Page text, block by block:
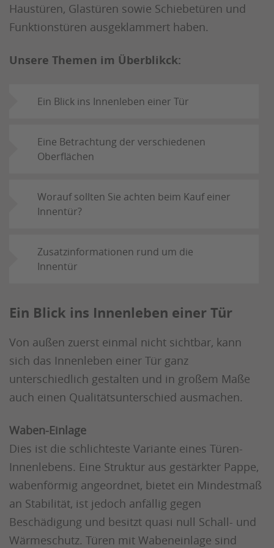
Haustüren, Glastüren sowie Schiebetüren und
Funktionstüren ausgeklammert haben.
Unsere Themen im Überblikck:
Ein Blick ins Innenleben einer Tür
Eine Betrachtung der verschiedenen
Oberflächen
Worauf sollten Sie achten beim Kauf einer
Innentür?
Zusatzinformationen rund um die
Innentür
Ein Blick ins Innenleben einer Tür
Von außen zuerst einmal nicht sichtbar, kann
sich das Innenleben einer Tür ganz
unterschiedlich gestalten und in großem Maße
auch einen Qualitätsunterschied ausmachen.
Waben-Einlage
Dies ist die schlichteste Variante eines Türen-
Innenlebens. Eine Struktur aus gestärkter Pappe,
wabenförmig angeordnet, bietet ein Mindestmaß
an Stabilität, ist jedoch anfällig gegen
Beschädigung und besitzt quasi null Schall- und
Wärmeschutz. Türen mit Wabeneinlage sind